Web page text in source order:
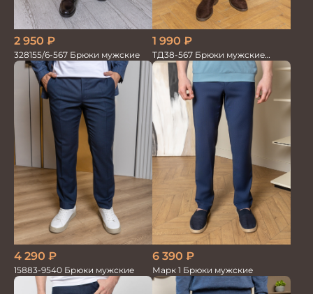
2 950 ₽
328155/6-567 Брюки мужские
1 990 ₽
ТД38-567 Брюки мужские
трикотажные
4 290 ₽
15883-9540 Брюки мужские
6 390 ₽
Марк 1 Брюки мужские